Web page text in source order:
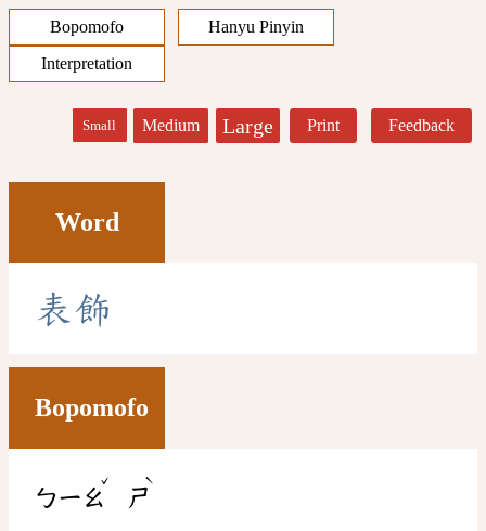
Bopomofo
Hanyu Pinyin
Interpretation
Small Medium Large Print Feedback
Word
表 飾
Bopomofo
ㄅㄧㄠ
ˇ
ㄕ
ˋ